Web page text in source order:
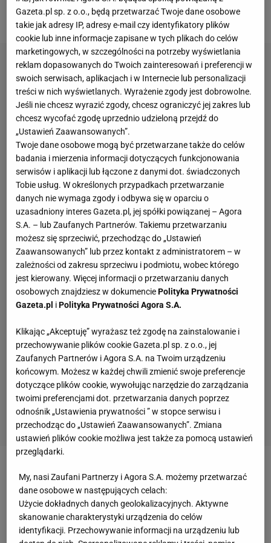
Fabiański w rozmowie z"Polsatem Sport".
Przypomnijmy, że w opublikowanym kilka dni temu
raporcie Adama Nawałki i jego współpracowników,
jako główną przyczynę słabej dyspozycji w meczu z
Senegalem, która wpłynęła na cały występ Polski na
Gazeta.pl sp. z o.o., będą przetwarzać Twoje dane osobowe
takie jak adresy IP, adresy e-mail czy identyfikatory plików
cookie lub inne informacje zapisane w tych plikach do celów
marketingowych, w szczególności na potrzeby wyświetlania
reklam dopasowanych do Twoich zainteresowań i preferencji w
swoich serwisach, aplikacjach i w Internecie lub personalizacji
treści w nich wyświetlanych. Wyrażenie zgody jest dobrowolne.
Jeśli nie chcesz wyrazić zgody, chcesz ograniczyć jej zakres lub
chcesz wycofać zgodę uprzednio udzieloną przejdź do
„Ustawień Zaawansowanych”.
Twoje dane osobowe mogą być przetwarzane także do celów
badania i mierzenia informacji dotyczących funkcjonowania
serwisów i aplikacji lub łączone z danymi dot. świadczonych
Tobie usług. W określonych przypadkach przetwarzanie
danych nie wymaga zgody i odbywa się w oparciu o
uzasadniony interes Gazeta.pl, jej spółki powiązanej – Agora
S.A. – lub Zaufanych Partnerów. Takiemu przetwarzaniu
możesz się sprzeciwić, przechodząc do „Ustawień
Zaawansowanych” lub przez kontakt z administratorem – w
zależności od zakresu sprzeciwu i podmiotu, wobec którego
jest kierowany. Więcej informacji o przetwarzaniu danych
osobowych znajdziesz w dokumenciePolityka Prywatności
Gazeta.pl iPolityka Prywatności Agora S.A.
Klikając „Akceptuję” wyrażasz też zgodę na zainstalowanie i
przechowywanie plików cookie Gazeta.pl sp. z o.o., jej
Zaufanych Partnerów i Agora S.A. na Twoim urządzeniu
końcowym. Możesz w każdej chwili zmienić swoje preferencje
dotyczące plików cookie, wywołując narzędzie do zarządzania
twoimi preferencjami dot. przetwarzania danych poprzez
odnośnik „Ustawienia prywatności ” w stopce serwisu i
przechodząc do „Ustawień Zaawansowanych”. Zmiana
ustawień plików cookie możliwa jest także za pomocą ustawień
przeglądarki.
My, nasi Zaufani Partnerzy i Agora S.A. możemy przetwarzać
dane osobowe w następujących celach:
Użycie dokładnych danych geolokalizacyjnych. Aktywne
skanowanie charakterystyki urządzenia do celów
identyfikacji. Przechowywanie informacji na urządzeniu lub